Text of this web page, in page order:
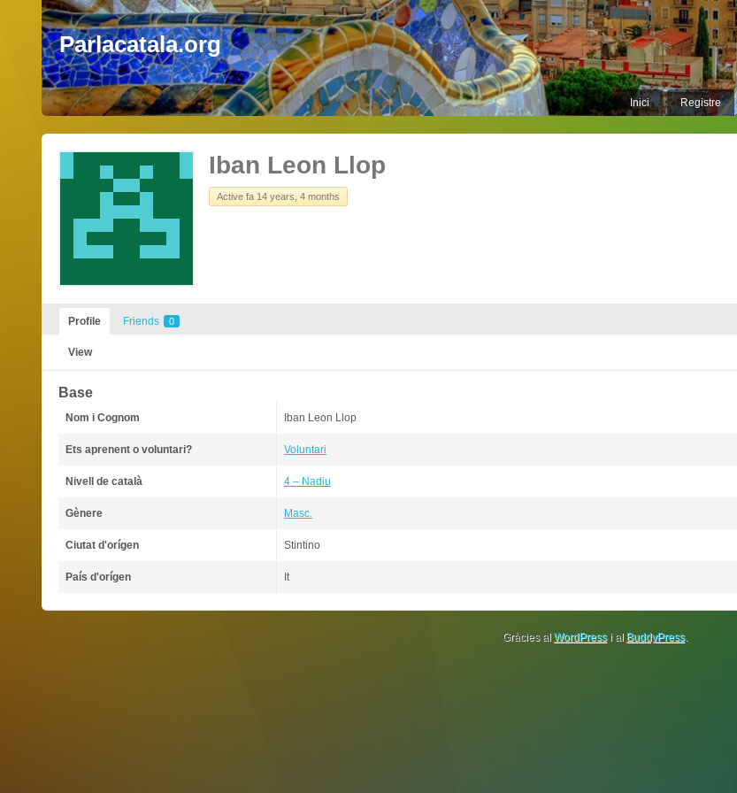
Parlacatala.org
Inici Registre
Iban Leon Llop
Active fa 14 years, 4 months
Profile Friends 0
View
Base
Nom i Cognom Iban Leon Llop
Ets aprenent o voluntari? Voluntari
Nivell de català 4 – Nadiu
Gènere Masc.
Ciutat d'orígen Stintino
País d'orígen It
Gràcies al WordPressi al BuddyPress.